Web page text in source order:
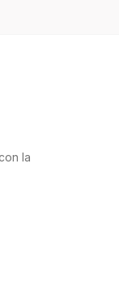
la